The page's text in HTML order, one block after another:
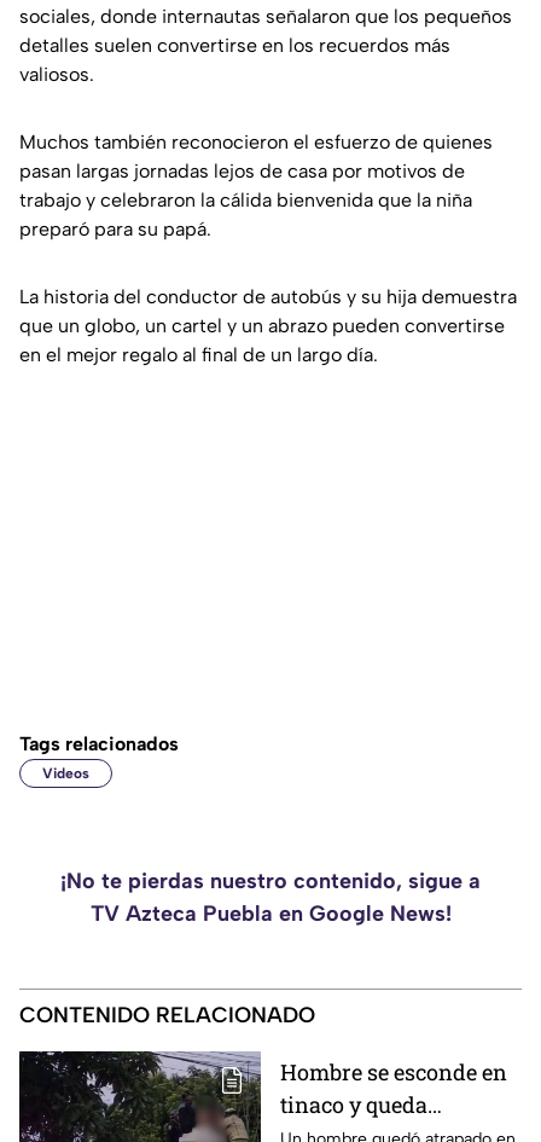
sociales, donde internautas señalaron que los pequeños
detalles suelen convertirse en los recuerdos más
valiosos.
Muchos también reconocieron el esfuerzo de quienes
pasan largas jornadas lejos de casa por motivos de
trabajo y celebraron la cálida bienvenida que la niña
preparó para su papá.
La historia del conductor de autobús y su hija demuestra
que un globo, un cartel y un abrazo pueden convertirse
en el mejor regalo al final de un largo día.
Tags relacionados
Videos
¡No te pierdas nuestro contenido, sigue a
TV Azteca Puebla en Google News!
CONTENIDO RELACIONADO
Hombre se esconde en
tinaco y queda